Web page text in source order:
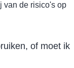
van de risico's op
of moet ik